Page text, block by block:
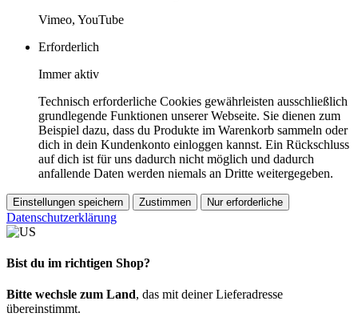
Vimeo, YouTube
Erforderlich
Immer aktiv
Technisch erforderliche Cookies gewährleisten ausschließlich
grundlegende Funktionen unserer Webseite. Sie dienen zum
Beispiel dazu, dass du Produkte im Warenkorb sammeln oder
dich in dein Kundenkonto einloggen kannst. Ein Rückschluss
auf dich ist für uns dadurch nicht möglich und dadurch
anfallende Daten werden niemals an Dritte weitergegeben.
Einstellungen speichern Zustimmen Nur erforderliche
Datenschutzerklärung
Bist du im richtigen Shop?
Bitte wechsle zum Land, das mit deiner Lieferadresse
übereinstimmt.